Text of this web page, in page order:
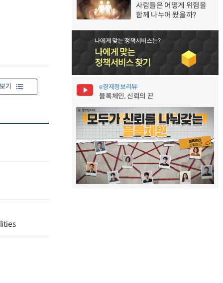
기
사람들은 어떻게 위험을
함께 나누어 왔을까?
e경제정보리뷰
블록체인, 신뢰의 끈